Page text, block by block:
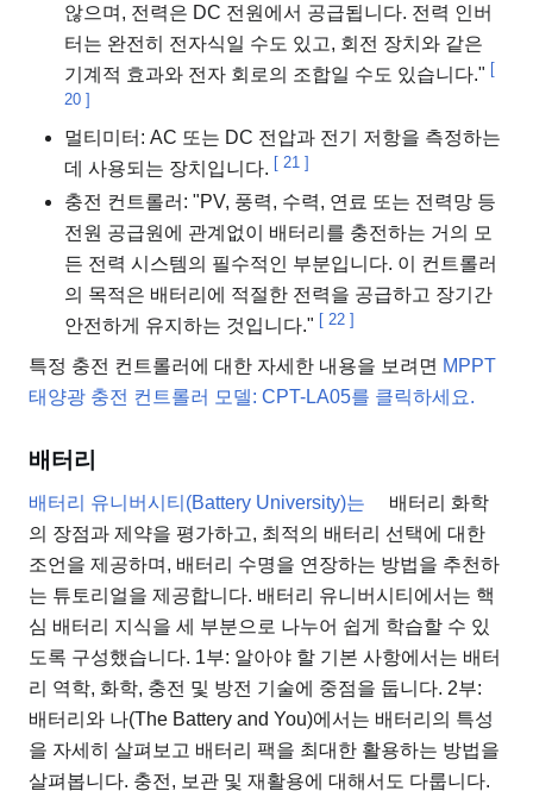
않으며, 전력은 DC 전원에서 공급됩니다. 전력 인버
터는 완전히 전자식일 수도 있고, 회전 장치와 같은
기계적 효과와 전자 회로의 조합일 수도 있습니다." [
20 ]
멀티미터: AC 또는 DC 전압과 전기 저항을 측정하는
데 사용되는 장치입니다. [ 21 ]
충전 컨트롤러: "PV, 풍력, 수력, 연료 또는 전력망 등
전원 공급원에 관계없이 배터리를 충전하는 거의 모
든 전력 시스템의 필수적인 부분입니다. 이 컨트롤러
의 목적은 배터리에 적절한 전력을 공급하고 장기간
안전하게 유지하는 것입니다." [ 22 ]
특정 충전 컨트롤러에 대한 자세한 내용을 보려면 MPPT
태양광 충전 컨트롤러 모델: CPT-LA05를 클릭하세요.
배터리
배터리 유니버시티(Battery University)는
배터리 화학
의 장점과 제약을 평가하고, 최적의 배터리 선택에 대한
조언을 제공하며, 배터리 수명을 연장하는 방법을 추천하
는 튜토리얼을 제공합니다. 배터리 유니버시티에서는 핵
심 배터리 지식을 세 부분으로 나누어 쉽게 학습할 수 있
도록 구성했습니다. 1부: 알아야 할 기본 사항에서는 배터
리 역학, 화학, 충전 및 방전 기술에 중점을 둡니다. 2부:
배터리와 나(The Battery and You)에서는 배터리의 특성
을 자세히 살펴보고 배터리 팩을 최대한 활용하는 방법을
살펴봅니다. 충전, 보관 및 재활용에 대해서도 다룹니다.